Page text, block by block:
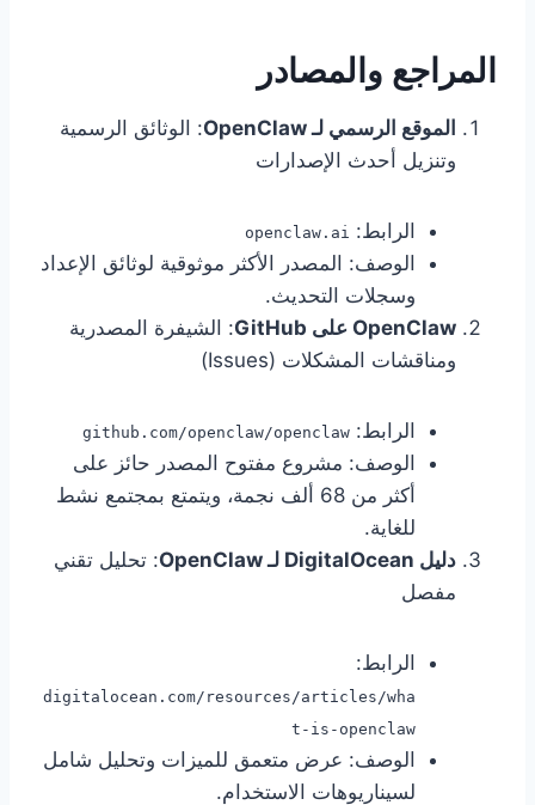
المراجع والمصادر
الموقع الرسمي لـ OpenClaw
: الوثائق الرسمية
وتنزيل أحدث الإصدارات
الرابط: openclaw.ai
الوصف: المصدر الأكثر موثوقية لوثائق الإعداد
وسجلات التحديث.
OpenClaw على GitHub
: الشيفرة المصدرية
ومناقشات المشكلات (Issues)
الرابط: github.com/openclaw/openclaw
الوصف: مشروع مفتوح المصدر حائز على
أكثر من 68 ألف نجمة، ويتمتع بمجتمع نشط
للغاية.
دليل DigitalOcean لـ OpenClaw
: تحليل تقني
مفصل
الرابط:
digitalocean.com/resources/articles/wha
t-is-openclaw
الوصف: عرض متعمق للميزات وتحليل شامل
لسيناريوهات الاستخدام.